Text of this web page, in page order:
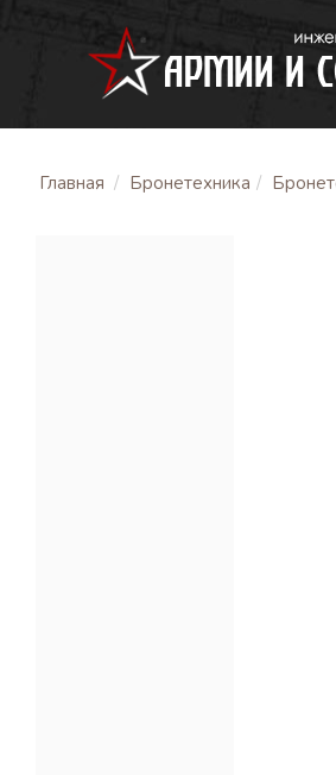
Главная Бронетехника